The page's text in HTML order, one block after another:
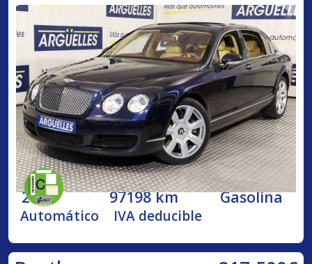
2005 97198 km Gasolina
Automático IVA deducible